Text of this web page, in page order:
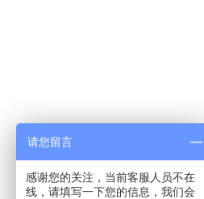
请您留言
感谢您的关注，当前客服人员不在
线，请填写一下您的信息，我们会